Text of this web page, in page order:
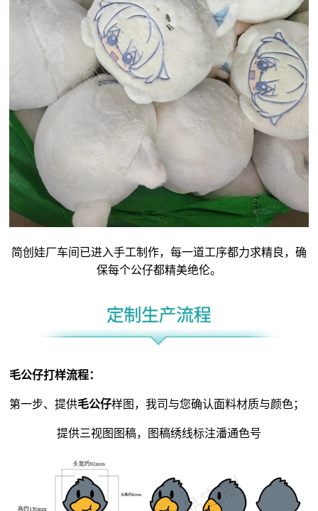
简创娃厂车间已进入手工制作，每一道工序都力求精良，确
保每个公仔都精美绝伦。
毛公仔打样流程：
第一步、提供毛公仔样图，我司与您确认面料材质与颜色；
提供三视图图稿，图稿绣线标注潘通色号